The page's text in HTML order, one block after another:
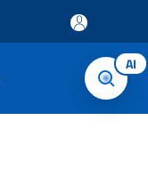
AI